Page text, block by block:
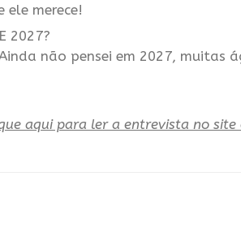
ele merece!
2027?
não pensei em 2027, muitas
aqui para ler a entrevista no